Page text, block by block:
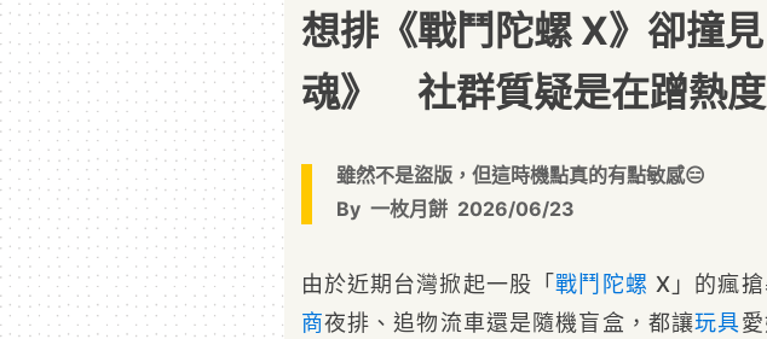
想排《戰鬥陀螺 X》卻撞
魂》 社群質疑是在蹭熱度
雖然不是盜版，但這時機點真的有點敏感😑
By 一枚月餅 2026/06/23
由於近期台灣掀起一股「戰鬥陀螺 X」的瘋
商夜排、追物流車還是隨機盲盒，都讓玩具